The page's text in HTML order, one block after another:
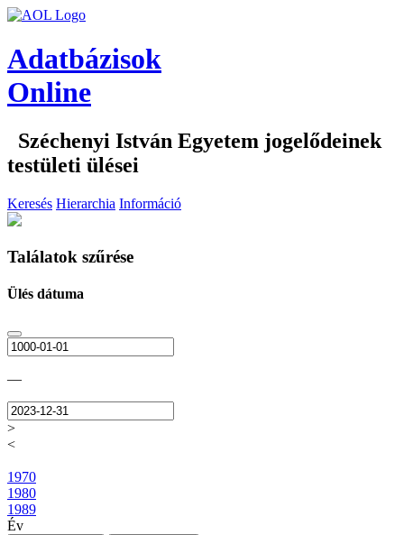
Adatbázisok
Online
Széchenyi István Egyetem jogelődeinek
testületi ülései
Keresés Hierarchia Információ
Találatok szűrése
Ülés dátuma
—
>
<
1970
1980
1989
Év